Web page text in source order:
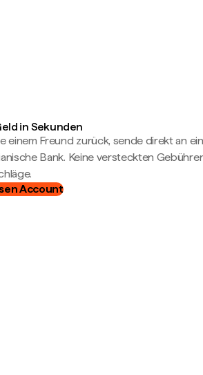
in Sekunden
einem Freund zurück, sende direkt an
Bank. Keine versteckten
Account